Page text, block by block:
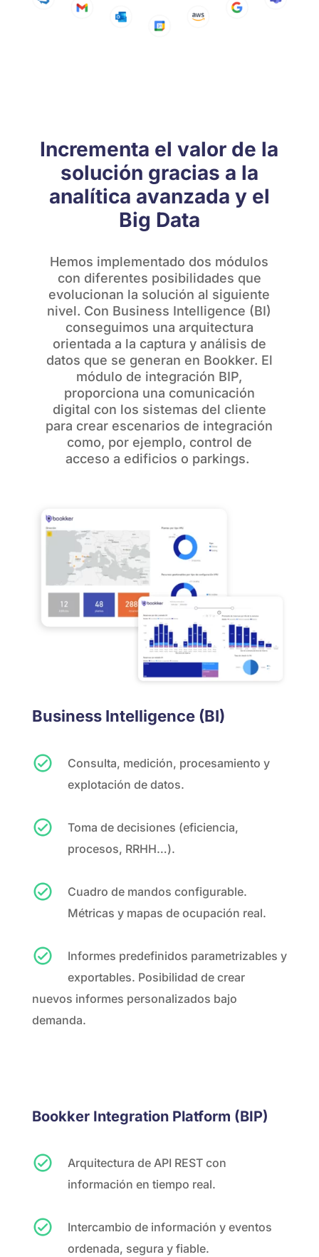
Incrementa el valor de la
solución gracias a la
analítica avanzada y el
Big Data
Hemos implementado dos módulos
con diferentes posibilidades que
evolucionan la solución al siguiente
nivel. Con Business Intelligence (BI)
conseguimos una arquitectura
orientada a la captura y análisis de
datos que se generan en Bookker. El
módulo de integración BIP,
proporciona una comunicación
digital con los sistemas del cliente
para crear escenarios de integración
como, por ejemplo, control de
acceso a edificios o parkings.
Business Intelligence (BI)
Consulta, medición, procesamiento y
explotación de datos.
Toma de decisiones (eficiencia,
procesos, RRHH…).
Cuadro de mandos configurable.
Métricas y mapas de ocupación real.
Informes predefinidos parametrizables y
exportables. Posibilidad de crear
nuevos informes personalizados bajo
demanda.
Bookker Integration Platform (BIP)
Arquitectura de API REST con
información en tiempo real.
Intercambio de información y eventos
ordenada, segura y fiable.